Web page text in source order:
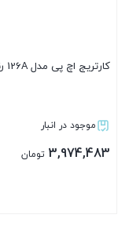
کارتریج اچ پی مدل 126A رنگ زرد گرید A
موجود در انبار
3,974,483 تومان